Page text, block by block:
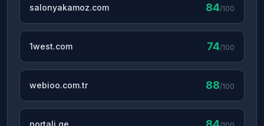
salonyakamoz.com 84/100
1west.com 74/100
webioo.com.tr 88/100
portali.ge